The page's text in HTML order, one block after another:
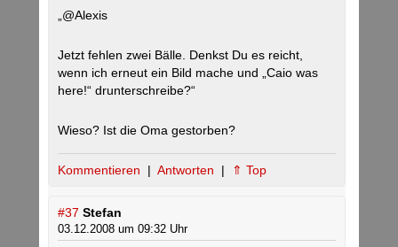
„@Alexis
Jetzt fehlen zwei Bälle. Denkst Du es reicht,
wenn ich erneut ein Bild mache und „Caio was
here!“ drunterschreibe?“
Wieso? Ist die Oma gestorben?
Kommentieren | Antworten | ⇑ Top
#37 Stefan
03.12.2008 um 09:32 Uhr